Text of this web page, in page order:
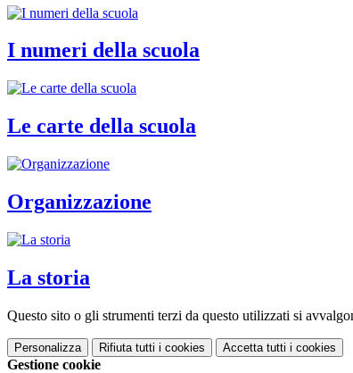
I numeri della scuola
Le carte della scuola
Organizzazione
La storia
Questo sito o gli strumenti terzi da questo utilizzati si
Personalizza Rifiuta tutti i cookies Accetta tutti i cookies
Gestione cookie